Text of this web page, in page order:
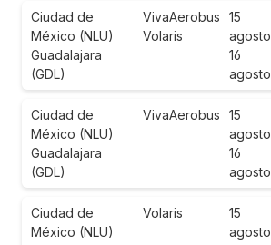
Ciudad de
México (NLU)
Guadalajara
(GDL)
VivaAerobus
Volaris
15
agosto
16
agosto
Ciudad de
México (NLU)
Guadalajara
(GDL)
VivaAerobus
15
agosto
16
agosto
Ciudad de
México (NLU)
Volaris
15
agosto